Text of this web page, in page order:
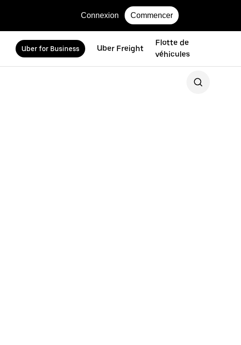
Connexion Commencer
Uber for Business Uber Freight
Flotte de
véhicules